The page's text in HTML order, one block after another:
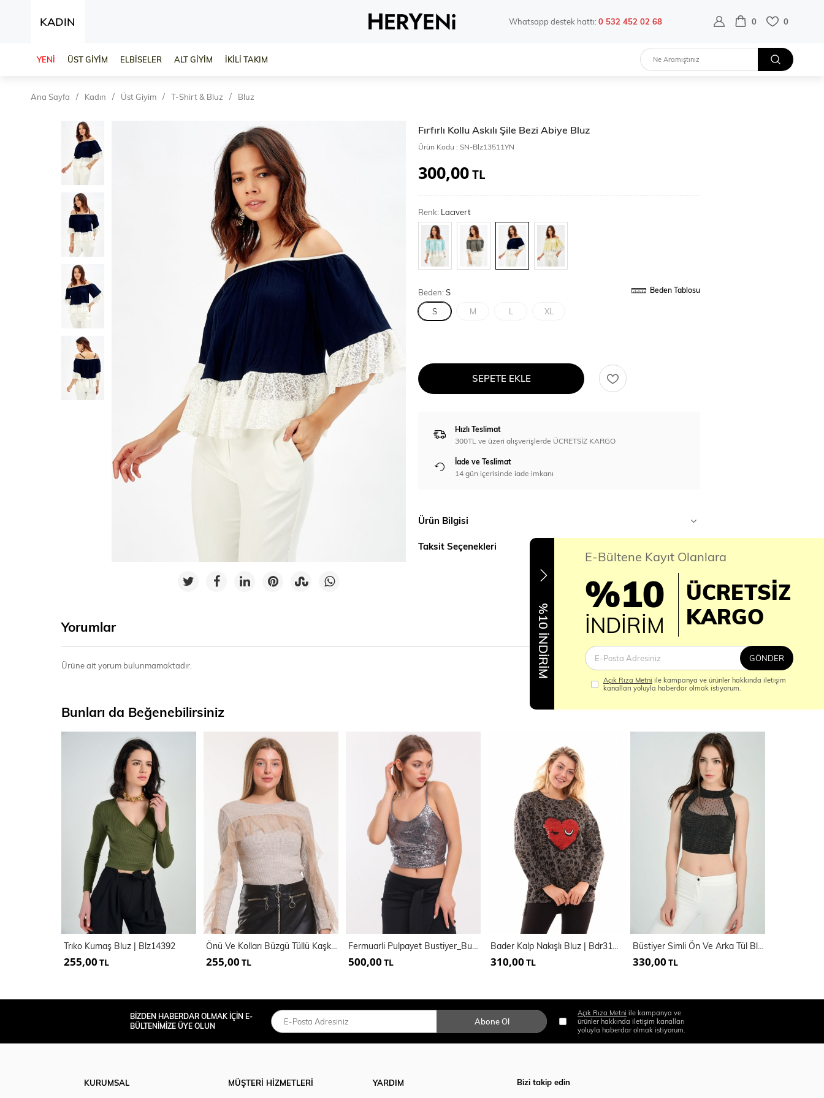
KADIN Whatsapp destek hattı:0 532 452 02 68 0 0
YENİ ÜST GİYİM ELBİSELER ALT GİYİM İKİLİ TAKIM
Ana Sayfa Kadın Üst Giyim T-Shirt & Bluz Bluz
Fırfırlı Kollu Askılı Şile Bezi Abiye Bluz
Ürün Kodu : SN-Blz13511YN
300,00TL
Renk: Lacıvert
Beden:S Beden Tablosu
S M L XL
SEPETE EKLE
Hızlı Teslimat
300TL ve üzeri alışverişlerde ÜCRETSİZ KARGO
İade ve Teslimat
14 gün içerisinde iade imkanı
Ürün Bilgisi
Taksit Seçenekleri
Yorumlar
Ürüne ait yorum bulunmamaktadır.
Bunları da Beğenebilirsiniz
Trıko Kumaş Bluz | Blz14392
255,00 TL
Önü Ve Kolları Büzgü Tüllü Kaşkorse Triko Bluz | Blz32462
255,00 TL
Fermuarli Pulpayet Bustiyer_Bus32289
500,00 TL
Bader Kalp Nakışlı Bluz | Bdr31952
310,00 TL
Büstiyer Simli Ön Ve Arka Tül Bluz | Blz31351
330,00 TL
%10 İNDİRİM
E-Bültene Kayıt Olanlara
%10
İNDİRİM
ÜCRETSİZ
KARGO
GÖNDER
Açık Rıza Metni ile kampanya ve ürünler hakkında iletişim
kanalları yoluyla haberdar olmak istiyorum.
BİZDEN HABERDAR OLMAK İÇİN E-
BÜLTENİMİZE ÜYE OLUN
Abone Ol
Açık Rıza Metni ile kampanya ve
ürünler hakkında iletişim kanalları
yoluyla haberdar olmak istiyorum.
KURUMSAL
MÜŞTERİ HİZMETLERİ
YARDIM
Bizi takip edin